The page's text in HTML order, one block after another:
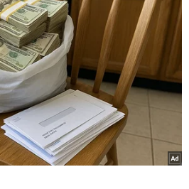
Vietnam 2021 sẽ
tâm Triển lãm ICE, Hà
lãm chính gồm năng lượng,
trường nước; môi trường
thải; thiết bị đo lường và
tái tạo.
(Vietnam+)